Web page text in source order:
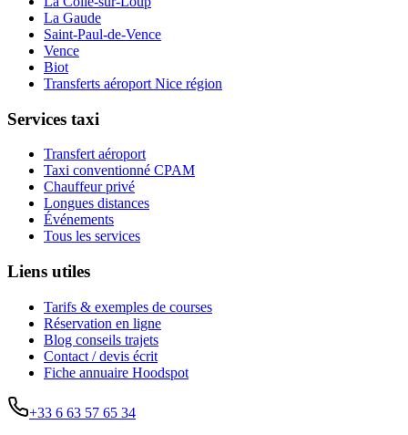
La Gaude
Saint-Paul-de-Vence
Vence
Biot
Transferts aéroport Nice région
Services taxi
Transfert aéroport
Taxi conventionné CPAM
Chauffeur privé
Longues distances
Événements
Tous les services
Liens utiles
Tarifs & exemples de courses
Réservation en ligne
Blog conseils trajets
Contact / devis écrit
Fiche annuaire Hoodspot
+33 6 63 57 65 34